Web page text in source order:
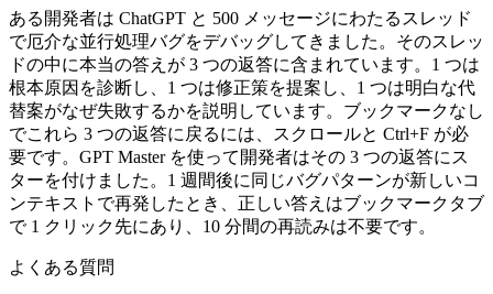
ある開発者は ChatGPT と 500 メッセージにわたるスレッド
で厄介な並行処理バグをデバッグしてきました。そのスレッ
ドの中に本当の答えが 3 つの返答に含まれています。1 つは
根本原因を診断し、1 つは修正策を提案し、1 つは明白な代
替案がなぜ失敗するかを説明しています。ブックマークなし
でこれら 3 つの返答に戻るには、スクロールと Ctrl+F が必
要です。GPT Master を使って開発者はその 3 つの返答にス
ターを付けました。1 週間後に同じバグパターンが新しいコ
ンテキストで再発したとき、正しい答えはブックマークタブ
で 1 クリック先にあり、10 分間の再読みは不要です。
よくある質問